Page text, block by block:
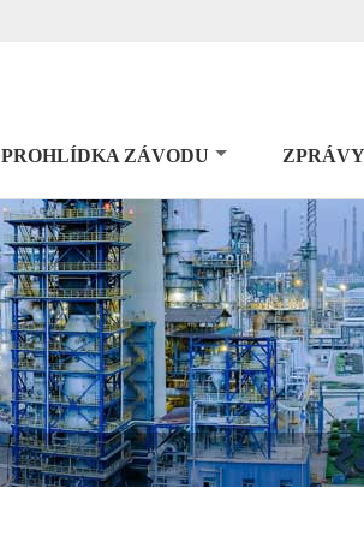
PROHLÍDKA ZÁVODU ZPRÁVY